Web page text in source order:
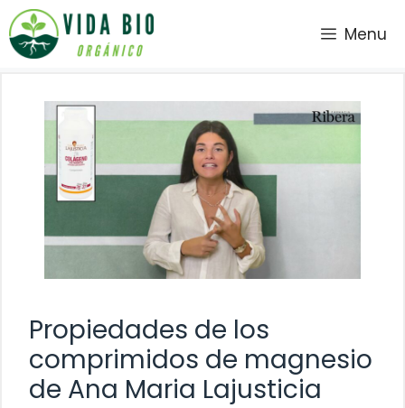
Saltar
al
contenido
Menu
Propiedades de los
comprimidos de magnesio
de Ana Maria Lajusticia